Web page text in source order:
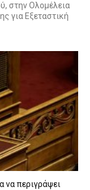
στην Ολομέλεια
για Εξεταστική
να περιγράψει